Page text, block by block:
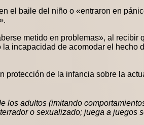
el baile del niño o «entraron en
metido en problemas», al recibir
incapacidad de acomodar el hecho
protección de la infancia sobre la
los adultos (imitando
o sexualizado; juega a juegos